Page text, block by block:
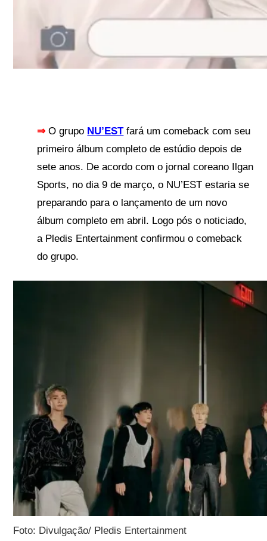
⇒O grupo NU’ESTfará umcomeback com seu
primeiro álbum completo de estúdio depois de
sete anos. De acordo com o jornal coreano Ilgan
Sports, no dia 9 de março, o NU’EST estaria se
preparando para o lançamento de um novo
álbum completo em abril. Logo pós o noticiado,
a Pledis Entertainment confirmou o comeback
do grupo.
Foto: Divulgação/ Pledis Entertainment